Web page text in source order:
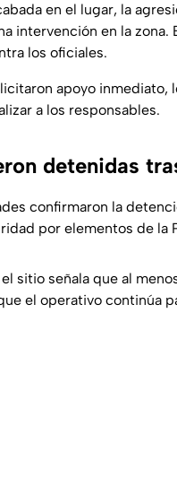
en el lugar, la
intervención en la zona.
los oficiales.
apoyo
a los responsables.
detenidas
confirmaron la
por elementos de la
sitio señala que al
el operativo continúa